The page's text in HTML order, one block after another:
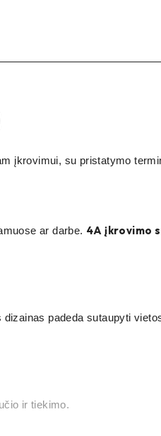
įkrovimui, su pristatymo
ar darbe. 4A įkrovimo
padeda sutaupyti
ir tiekimo.